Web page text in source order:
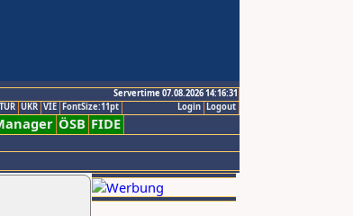
Servertime 07.08.2026 14:16:31
Logout
Login
TUR UKR VIE FontSize:11pt
ÖSB FIDE